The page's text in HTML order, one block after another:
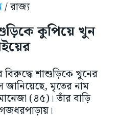
/ রাজ্য
কুপিয়ে খুন
শাশুড়িকে খুনের
মৃতের নাম
(৪৫)। তাঁর বাড়ি